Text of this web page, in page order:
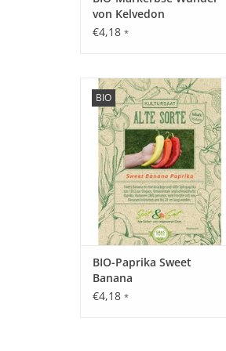
von Kelvedon
€4,18 *
BIO
Entdecken Sie unsere seltene,
historische Paprika wieder, die
fast in Vergessenheit geraten ist!
ZUM WARENKORB HINZUFÜGEN
BIO-Paprika Sweet
Banana
€4,18 *